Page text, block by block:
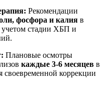
Рекомендации
фосфора и калия в
учетом стадии ХБП и
Плановые осмотры
каждые 3-6 месяцев в
своевременной коррекции